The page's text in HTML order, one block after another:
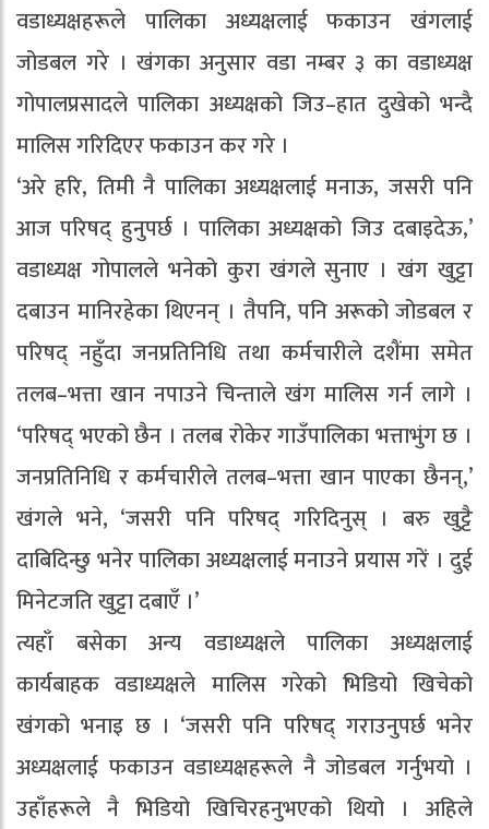
वडाध्यक्षहरूले पालिका अध्यक्षलाई फकाउन खंगलाई
जोडबल गरे । खंगका अनुसार वडा नम्बर ३ का वडाध्यक्ष
गोपालप्रसादले पालिका अध्यक्षको जिउ–हात दुखेको भन्दै
मालिस गरिदिएर फकाउन कर गरे ।
‘अरे हरि, तिमी नै पालिका अध्यक्षलाई मनाऊ, जसरी पनि
आज परिषद् हुनुपर्छ । पालिका अध्यक्षको जिउ दबाइदेऊ,’
वडाध्यक्ष गोपालले भनेको कुरा खंगले सुनाए । खंग खुट्टा
दबाउन मानिरहेका थिएनन् । तैपनि, पनि अरूको जोडबल र
परिषद् नहुँदा जनप्रतिनिधि तथा कर्मचारीले दशैंमा समेत
तलब–भत्ता खान नपाउने चिन्ताले खंग मालिस गर्न लागे ।
‘परिषद् भएको छैन । तलब रोकेर गाउँपालिका भत्ताभुंग छ ।
जनप्रतिनिधि र कर्मचारीले तलब–भत्ता खान पाएका छैनन्,’
खंगले भने, ‘जसरी पनि परिषद् गरिदिनुस् । बरु खुट्टै
दाबिदिन्छु भनेर पालिका अध्यक्षलाई मनाउने प्रयास गरें । दुई
मिनेटजति खुट्टा दबाएँ ।’
त्यहाँ बसेका अन्य वडाध्यक्षले पालिका अध्यक्षलाई
कार्यबाहक वडाध्यक्षले मालिस गरेको भिडियो खिचेको
खंगको भनाइ छ । ‘जसरी पनि परिषद् गराउनुपर्छ भनेर
अध्यक्षलाई फकाउन वडाध्यक्षहरूले नै जोडबल गर्नुभयो ।
उहाँहरूले नै भिडियो खिचिरहनुभएको थियो । अहिले